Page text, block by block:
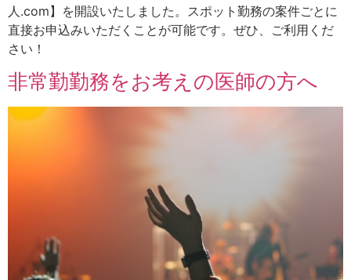
人.com】を開設いたしました。スポット勤務の案件ごとに
直接お申込みいただくことが可能です。ぜひ、ご利用くだ
さい！
非常勤勤務をお考えの医師の方へ